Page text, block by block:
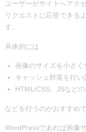
ユーザーがサイトへアク
リクエストに応答できる
す。
具体的には
画像のサイズを小さく
キャッシュ対策を行
HTML/CSS、JSなど
などを行うのがおすすめで
WordPressであれば画像